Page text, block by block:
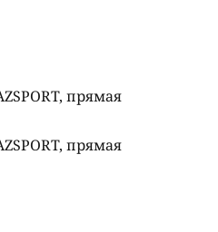
прямая
прямая